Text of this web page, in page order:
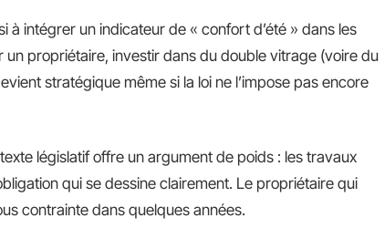
à intégrer un indicateur de « confort d’été » dans les
un propriétaire, investir dans du double vitrage (voire du
stratégique même si la loi ne l’impose pas encore
législatif offre un argument de poids : les travaux
qui se dessine clairement. Le propriétaire qui
contrainte dans quelques années.